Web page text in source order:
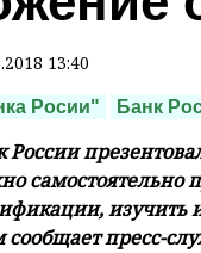
13:40
Росии" Банк
России
самостоятельно
изучить
сообщает пресс-